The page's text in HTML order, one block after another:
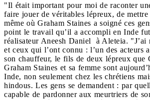
"Il était important pour moi de raconter
faire jouer de véritables lépreux, de mettre
même où Graham Staines a soigné ces
point le travail qu’il a accompli en Inde
réalisateur Aneesh Daniel à Aleteia. "J’ai
et ceux qui l’ont connu : l’un des acteurs
son chauffeur, le fils de deux lépreux que
Graham Staines et sa femme sont
Inde, non seulement chez les chrétiens
hindous. Les gens se demandent : par
capable de pardonner aux meurtriers de